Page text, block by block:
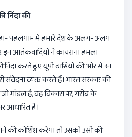
निंदा की
पहलगाम में हमारे देश के अलग- अलग
इन आतंकवादियों ने कायराना हमला
करते हुए यूपी वासियों की ओर से उन
संवेदना व्यक्त करते हैं। भारत सरकार की
मॉडल है, वह विकास पर, गरीब के
आधारित है।
की कोशिश करेगा तो उसको उसी की